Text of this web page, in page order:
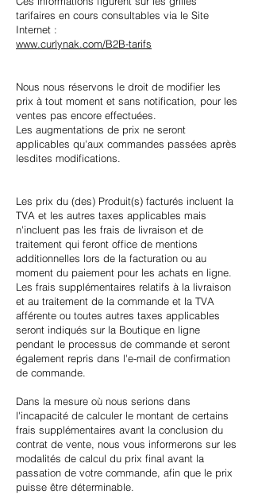
tarifaires en cours consultables via le Site
Internet :
www.curlynak.com/B2B-tarifs
Nous nous réservons le droit de modifier les
prix à tout moment et sans notification, pour les
ventes pas encore effectuées.
Les augmentations de prix ne seront
applicables qu'aux commandes passées après
lesdites modifications.
Les prix du (des) Produit(s) facturés incluent la
TVA et les autres taxes applicables mais
n'incluent pas les frais de livraison et de
traitement qui feront office de mentions
additionnelles lors de la facturation ou au
moment du paiement pour les achats en ligne.
Les frais supplémentaires relatifs à la livraison
et au traitement de la commande et la TVA
afférente ou toutes autres taxes applicables
seront indiqués sur la Boutique en ligne
pendant le processus de commande et seront
également repris dans l'e-mail de confirmation
de commande.
Dans la mesure où nous serions dans
l'incapacité de calculer le montant de certains
frais supplémentaires avant la conclusion du
contrat de vente, nous vous informerons sur les
modalités de calcul du prix final avant la
passation de votre commande, afin que le prix
puisse être déterminable.